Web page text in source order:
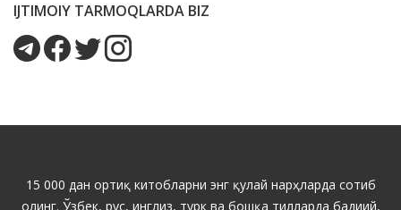
IJTIMOIY TARMOQLARDA BIZ
15 000 дан ортиқ китобларни энг қулай нарҳларда сотиб
олинг. Ўзбек, рус, инглиз, турк ва бошқа тилларда бадиий,